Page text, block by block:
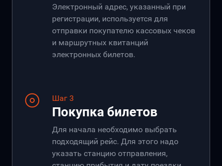
Электронный адрес, указанный при
регистрации, используется для
отправки покупателю кассовых чеков
и маршрутных квитанций
электронных билетов.
Шаг 3
Покупка билетов
Для начала необходимо выбрать
подходящий рейс. Для этого надо
указать станцию отправления,